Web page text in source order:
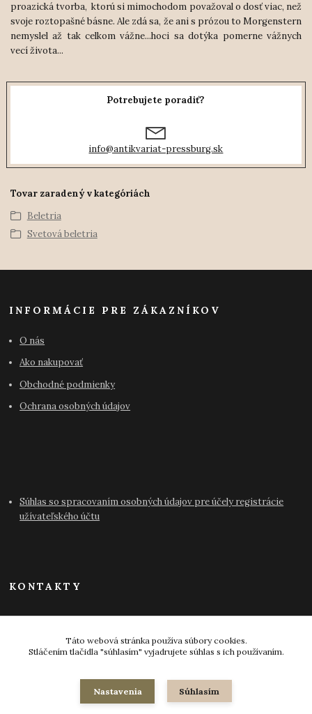
proazická tvorba, ktorú si mimochodom považoval o dosť viac, než
svoje roztopašné básne. Ale zdá sa, že ani s prózou to Morgenstern
nemyslel až tak celkom vážne...hoci sa dotýka pomerne vážnych
vecí života...
Potrebujete poradiť?
info@antikvariat-pressburg.sk
Tovar zaradený v kategóriách
Beletria
Svetová beletria
INFORMÁCIE PRE ZÁKAZNÍKOV
O nás
Ako nakupovať
Obchodné podmienky
Ochrana osobných údajov
Súhlas so spracovaním osobných údajov pre účely registrácie
užívateľského účtu
KONTAKTY
Táto webová stránka používa súbory cookies.
Stláčením tlačidla "súhlasím" vyjadrujete súhlas s ich používaním.
Nastavenia Súhlasím